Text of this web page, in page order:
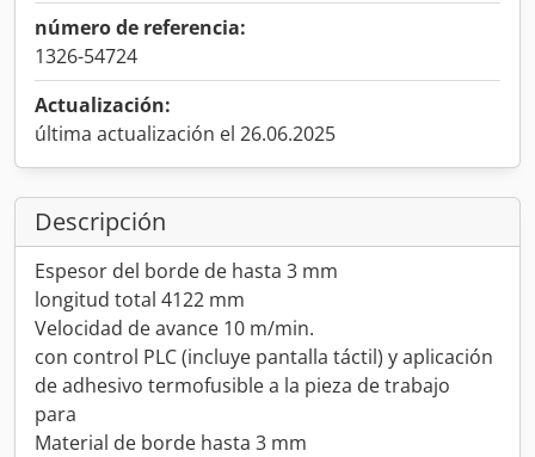
número de referencia:
1326-54724
Actualización:
última actualización el 26.06.2025
Descripción
Espesor del borde de hasta 3 mm
longitud total 4122 mm
Velocidad de avance 10 m/min.
con control PLC (incluye pantalla táctil) y aplicación
de adhesivo termofusible a la pieza de trabajo
para
Material de borde hasta 3 mm